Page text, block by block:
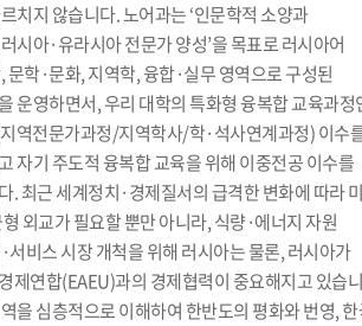
치지 않습니다. 노어과는 ‘인문학적 소양과
시아·유라시아 전문가 양성’을 목표로 러시아어
문학·문화, 지역학, 융합·실무 영역으로 구성된
운영하면서, 우리 대학의 특화형 융복합 교육과정
역전문가과정/지역학사/학·석사연계과정) 이수
자기 주도적 융복합 교육을 위해 이중전공 이수를
. 최근 세계정치·경제질서의 급격한 변화에 따라
외교가 필요할 뿐만 아니라, 식량·에너지 자원
서비스 시장 개척을 위해 러시아는 물론, 러시아가
제연합(EAEU)과의 경제협력이 중요해지고 있습
을 심층적으로 이해하여 한반도의 평화와 번영,